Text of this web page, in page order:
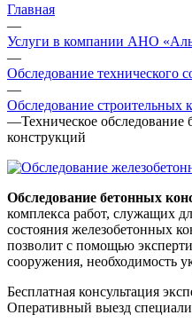
Главная
—
Услуги в компании АНО
—
Обследование технического
—
Обследование строительных
—Техническое
конструкций
Обследование бетонных
комплекса работ, служащих
состояния железобетонных
позволит с помощью
сооружения, необходимость
Бесплатная консультация
Оперативный выезд